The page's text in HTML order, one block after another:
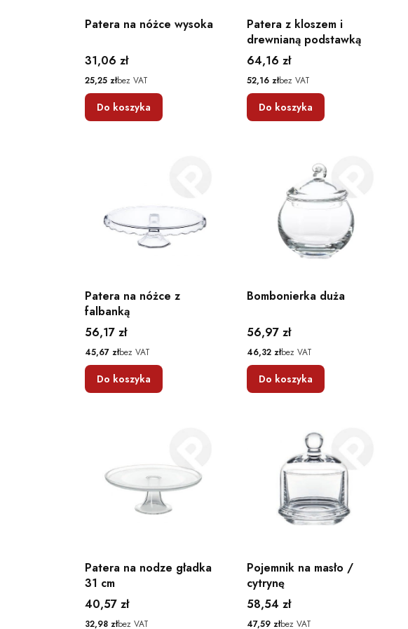
Patera na nóżce wysoka
Cena
31,06 zł
Cena
25,25 złbez VAT
Do koszyka
Patera z kloszem i
drewnianą podstawką
Cena
64,16 zł
Cena
52,16 złbez VAT
Do koszyka
Patera na nóżce z
falbanką
Cena
56,17 zł
Cena
45,67 złbez VAT
Do koszyka
Bombonierka duża
Cena
56,97 zł
Cena
46,32 złbez VAT
Do koszyka
Patera na nodze gładka
31 cm
Cena
40,57 zł
Cena
32,98 złbez VAT
Pojemnik na masło /
cytrynę
Cena
58,54 zł
Cena
47,59 złbez VAT